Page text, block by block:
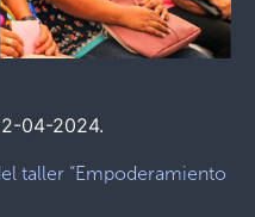
04-2024.
taller “Empoderamiento